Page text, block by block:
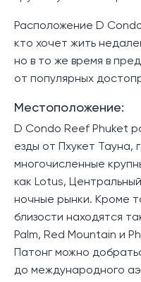
Расположение D
кто хочет жить
но в то же время в
от популярных
Местоположение:
D Condo Reef Phuket
езды от Пхукет Тауна,
многочисленные
как Lotus,
ночные рынки. Кроме
близости находятся
Palm, Red Mountain и
Патонг можно
до международного